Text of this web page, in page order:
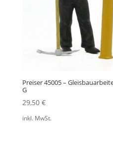
Preiser 45005 –
G
29,50 €
inkl. MwSt.